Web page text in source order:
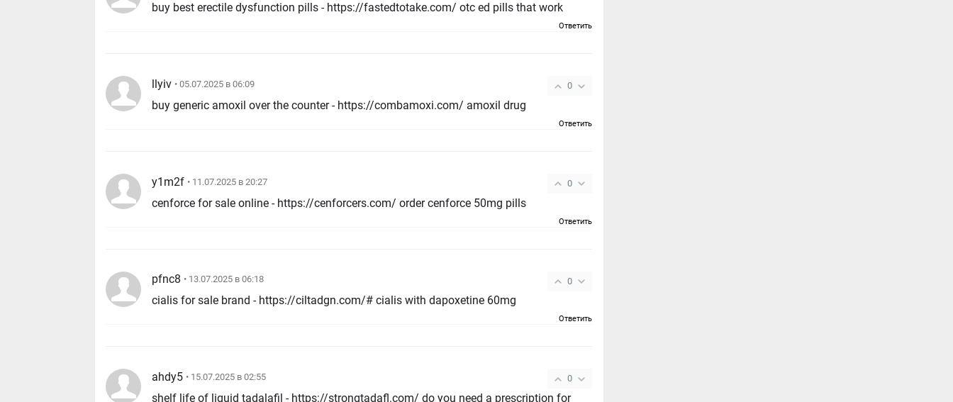
buy best erectile dysfunction pills - https://fastedtotake.com/ otc ed pills that work
Ответить
0
llyiv • 05.07.2025 в 06:09
buy generic amoxil over the counter - https://combamoxi.com/ amoxil drug
Ответить
0
y1m2f • 11.07.2025 в 20:27
cenforce for sale online - https://cenforcers.com/ order cenforce 50mg pills
Ответить
0
pfnc8 • 13.07.2025 в 06:18
cialis for sale brand - https://ciltadgn.com/# cialis with dapoxetine 60mg
Ответить
0
ahdy5 • 15.07.2025 в 02:55
shelf life of liquid tadalafil - https://strongtadafl.com/ do you need a prescription for